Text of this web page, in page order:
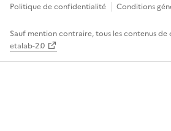
Politique de confidentialité
Conditions
Sauf mention contraire, tous les contenus de
etalab-2.0